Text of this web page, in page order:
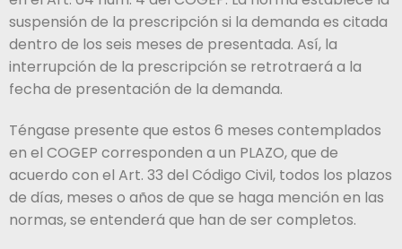
suspensión de la prescripción si la demanda es citada
dentro de los seis meses de presentada. Así, la
interrupción de la prescripción se retrotraerá a la
fecha de presentación de la demanda.
Téngase presente que estos 6 meses contemplados
en el COGEP corresponden a un PLAZO, que de
acuerdo con el Art. 33 del Código Civil, todos los plazos
de días, meses o años de que se haga mención en las
normas, se entenderá que han de ser completos.